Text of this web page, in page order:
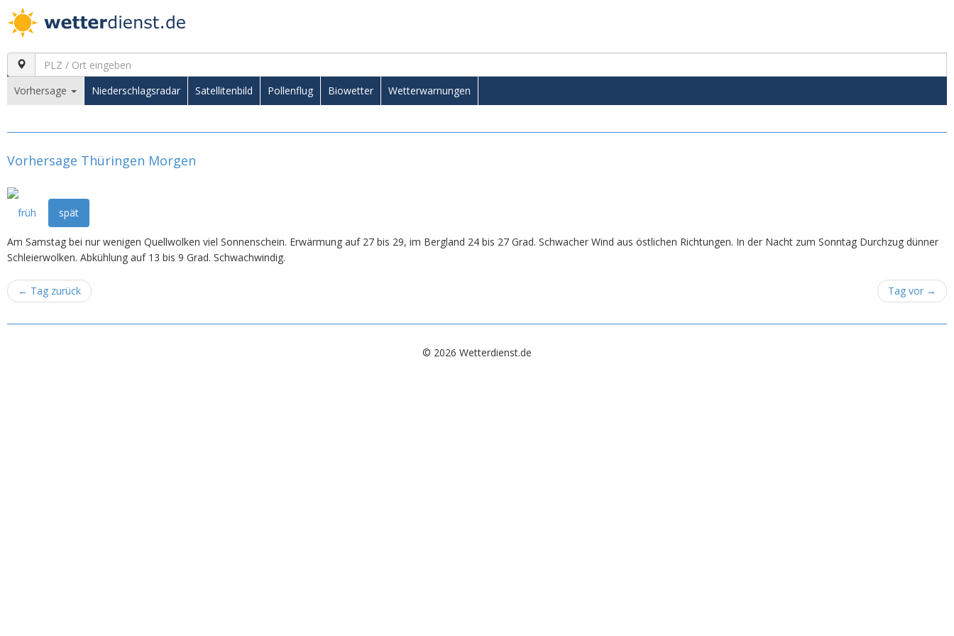
Vorhersage Niederschlagsradar Satellitenbild Pollenflug Biowetter Wetterwarnungen
Vorhersage Thüringen Morgen
früh spät
Am Samstag bei nur wenigen Quellwolken viel Sonnenschein. Erwärmung auf 27 bis 29, im Bergland 24 bis 27 Grad. Schwacher Wind aus östlichen Richtungen. In der Nacht zum Sonntag Durchzug dünner
Schleierwolken. Abkühlung auf 13 bis 9 Grad. Schwachwindig.
← Tag zurück Tag vor →
© 2026 Wetterdienst.de